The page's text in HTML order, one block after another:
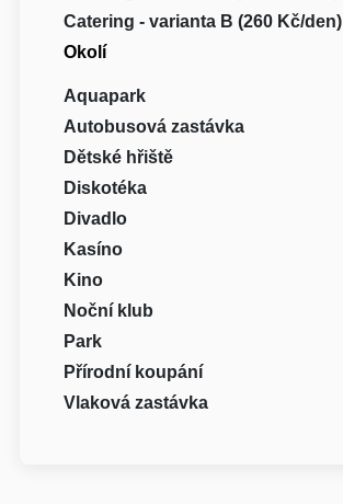
Catering - varianta B (260 Kč/den)
Okolí
Aquapark
Autobusová zastávka
Dětské hřiště
Diskotéka
Divadlo
Kasíno
Kino
Noční klub
Park
Přírodní koupání
Vlaková zastávka